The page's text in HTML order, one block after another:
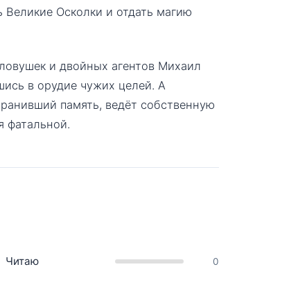
Осколки и отдать магию
и двойных агентов Михаил
в орудие чужих целей. А
память, ведёт собственную
фатальной.
Читаю 0